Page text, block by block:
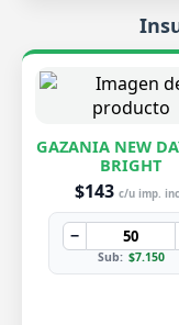
GAZANIA NEW
BRIGHT
$143 c/u imp.
−
Sub: $7.150